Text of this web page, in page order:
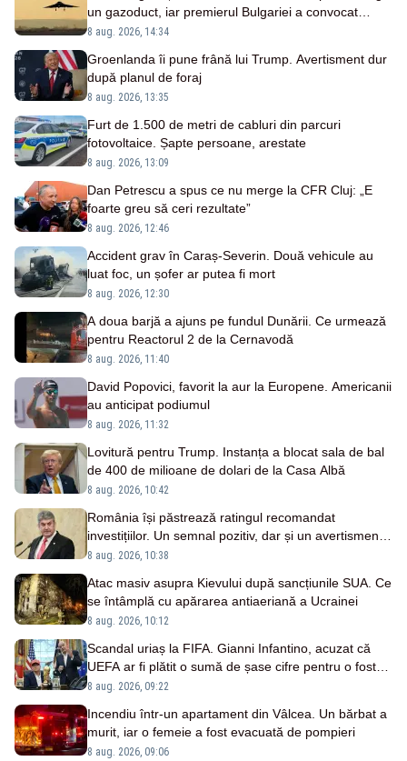
un gazoduct, iar premierul Bulgariei a convocat
Consiliul de Securitate
8 aug. 2026, 14:34
Groenlanda îi pune frână lui Trump. Avertisment dur
după planul de foraj
8 aug. 2026, 13:35
Furt de 1.500 de metri de cabluri din parcuri
fotovoltaice. Șapte persoane, arestate
8 aug. 2026, 13:09
Dan Petrescu a spus ce nu merge la CFR Cluj: „E
foarte greu să ceri rezultate”
8 aug. 2026, 12:46
Accident grav în Caraș-Severin. Două vehicule au
luat foc, un șofer ar putea fi mort
8 aug. 2026, 12:30
A doua barjă a ajuns pe fundul Dunării. Ce urmează
pentru Reactorul 2 de la Cernavodă
8 aug. 2026, 11:40
David Popovici, favorit la aur la Europene. Americanii
au anticipat podiumul
8 aug. 2026, 11:32
Lovitură pentru Trump. Instanța a blocat sala de bal
de 400 de milioane de dolari de la Casa Albă
8 aug. 2026, 10:42
România își păstrează ratingul recomandat
investițiilor. Un semnal pozitiv, dar și un avertisment
pentru autorități
8 aug. 2026, 10:38
Atac masiv asupra Kievului după sancțiunile SUA. Ce
se întâmplă cu apărarea antiaeriană a Ucrainei
8 aug. 2026, 10:12
Scandal uriaș la FIFA. Gianni Infantino, acuzat că
UEFA ar fi plătit o sumă de șase cifre pentru o fostă
angajată
8 aug. 2026, 09:22
Incendiu într-un apartament din Vâlcea. Un bărbat a
murit, iar o femeie a fost evacuată de pompieri
8 aug. 2026, 09:06